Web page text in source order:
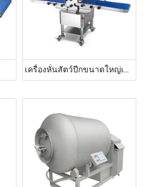
เครื่องหั่นสัตว์ปีกขนาดใหญ่เชิงพาณิชย์